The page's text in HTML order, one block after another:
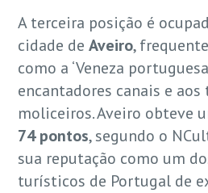
A terceira posição é
cidade deAveiro,
como a ‘Veneza
encantadores canais e
moliceiros. Aveiro obteve
74 pontos, segundo o
sua reputação como um
turísticos de Portugal de